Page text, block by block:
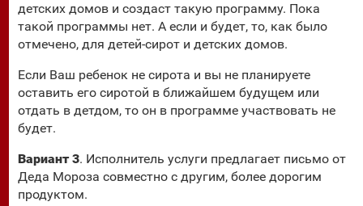
детских домов и создаст такую программу. Пока
такой программы нет. А если и будет, то, как было
отмечено, для детей-сирот и детских домов.
Если Ваш ребенок не сирота и вы не планируете
оставить его сиротой в ближайшем будущем или
отдать в детдом, то он в программе участвовать не
будет.
Вариант 3. Исполнитель услуги предлагает письмо от
Деда Мороза совместно с другим, более дорогим
продуктом.